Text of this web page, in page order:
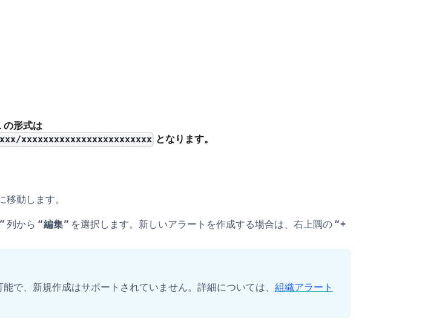
の形式は
xxxxxxxxxxxxxxxxxxxxxxxx となります。
移動します。
列から 編集 を選択します。新しいアラートを作成する場合は、右上隅の +
で、新規作成はサポートされていません。詳細については、 組織アラート